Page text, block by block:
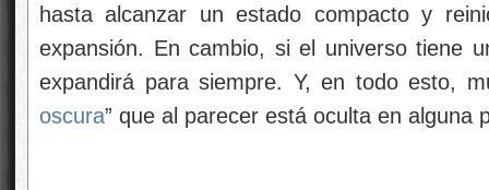
hasta alcanzar un estado compacto y
expansión. En cambio, si el universo tiene
expandirá para siempre. Y, en todo esto,
oscura” que al parecer está oculta en alguna